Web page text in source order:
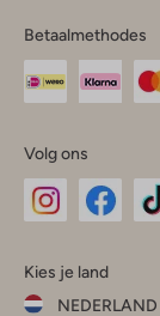
Betaalmethodes
Volg ons
Instagram
Kies je land
NEDERLAND